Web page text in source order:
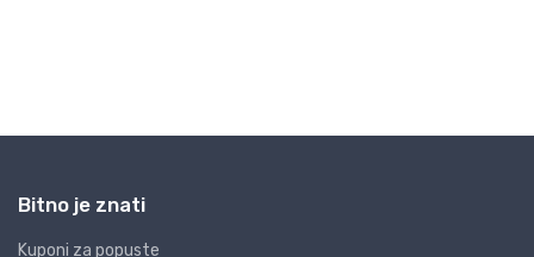
Bitno je znati
Kuponi za popuste